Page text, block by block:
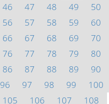
46 47 48 49
50
56 57 58 59
60
66 67 68 69
70
76 77 78 79
80
86 87 88 89
90
96 97 98 99
100
105 106 107
108